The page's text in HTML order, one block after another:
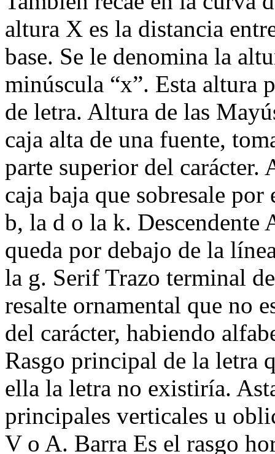
altura X es la distancia
base. Se le denomina la
minúscula “x”. Esta altura
de letra. Altura de las
caja alta de una fuente,
parte superior del carácter.
caja baja que sobresale
b, la d o la k. Descendente
queda por debajo de la
la g. Serif Trazo terminal
resalte ornamental que no
del carácter, habiendo
Rasgo principal de la letra
ella la letra no existiría.
principales verticales u
V o A. Barra Es el rasgo